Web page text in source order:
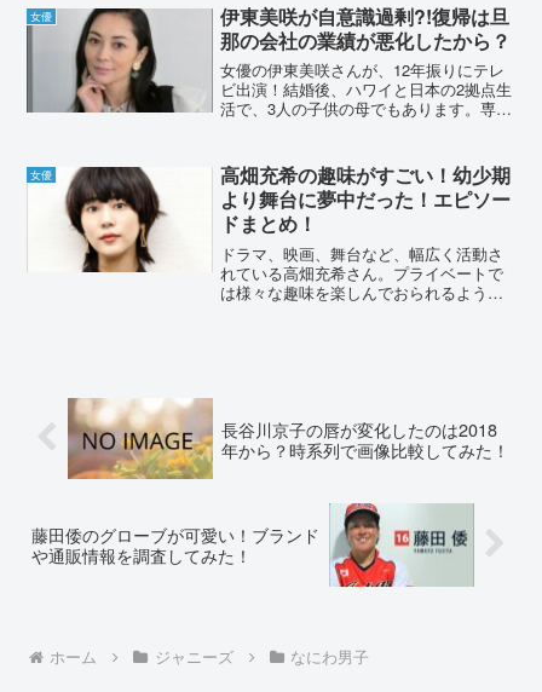
女優
伊東美咲が自意識過剰?!復帰は旦
那の会社の業績が悪化したから？
女優の伊東美咲さんが、12年振りにテレ
ビ出演！結婚後、ハワイと日本の2拠点生
活で、3人の子供の母でもあります。専業
12年振りに、仕事復帰した理由はなんで
しょうか？真相を...
女優
高畑充希の趣味がすごい！幼少期
より舞台に夢中だった！エピソー
ドまとめ！
ドラマ、映画、舞台など、幅広く活動さ
れている高畑充希さん。プライベートで
は様々な趣味を楽しんでおられるようで
長谷川京子の唇が変化したのは2018
年から？時系列で画像比較してみた！
藤田倭のグローブが可愛い！ブランド
や通販情報を調査してみた！
ホーム ジャニーズ なにわ男子